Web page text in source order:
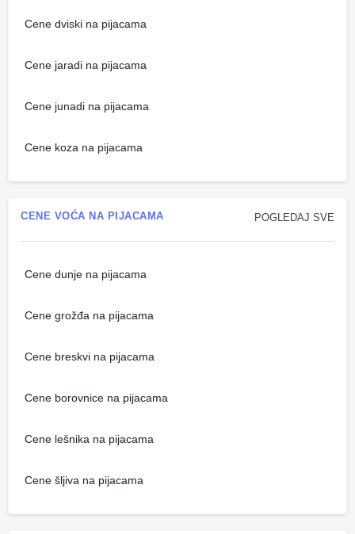
Cene dviski na pijacama
Cene jaradi na pijacama
Cene junadi na pijacama
Cene koza na pijacama
POGLEDAJ SVE
CENE VOĆA NA PIJACAMA
Cene dunje na pijacama
Cene grožđa na pijacama
Cene breskvi na pijacama
Cene borovnice na pijacama
Cene lešnika na pijacama
Cene šljiva na pijacama